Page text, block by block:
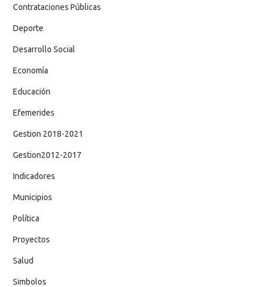
Contrataciones Públicas
Deporte
Desarrollo Social
Economía
Educación
Efemerides
Gestion 2018-2021
Gestion2012-2017
Indicadores
Municipios
Política
Proyectos
Salud
Simbolos